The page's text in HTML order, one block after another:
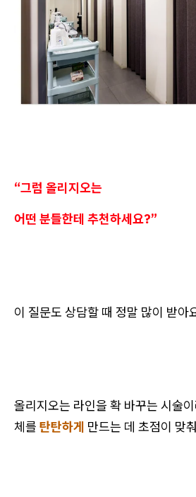
“그럼 올리지오는
어떤 분들한테 추천하세요?”
이 질문도 상담할 때 정말 많이 받아
올리지오는 라인을 확 바꾸는 시술
체를 탄탄하게 만드는 데 초점이 맞